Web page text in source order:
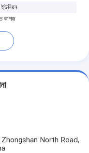
কাগজ
North Road,